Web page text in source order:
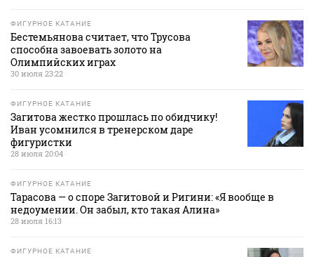
ФИГУРНОЕ КАТАНИЕ
Бестемьянова считает, что Трусова
способна завоевать золото на
Олимпийских играх
30 июля 23:22
ФИГУРНОЕ КАТАНИЕ
Загитова жестко прошлась по обидчику!
Иван усомнился в тренерском даре
фигуристки
28 июля 20:04
ФИГУРНОЕ КАТАНИЕ
Тарасова — о споре Загитовой и Ригини: «Я вообще в
недоумении. Он забыл, кто такая Алина»
28 июля 16:13
ФИГУРНОЕ КАТАНИЕ